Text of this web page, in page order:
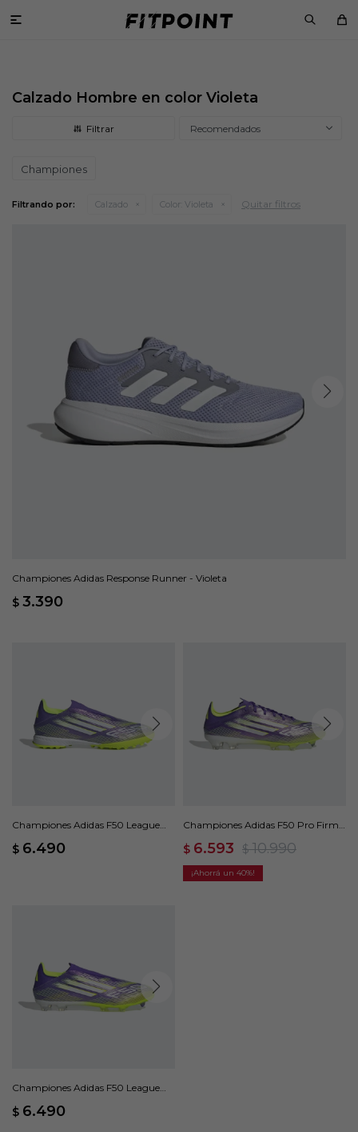

Calzado Hombre en color Violeta
Recomendados
Championes
Filtrando por: Calzado Color: Violeta Quitar filtros
Championes Adidas Response Runner - Violeta
$ 3.390
Championes Adidas F50 League
$ 6.490
Championes Adidas F50 Pro Firm
$ 6.593 $ 10.990
40
Championes Adidas F50 League
$ 6.490